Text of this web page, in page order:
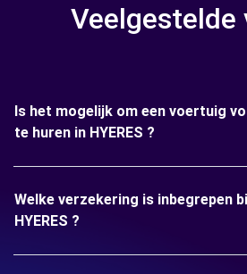
Veelgestelde
Is het mogelijk om een voertuig
te huren in HYERES ?
Welke verzekering is inbegrepen
HYERES ?